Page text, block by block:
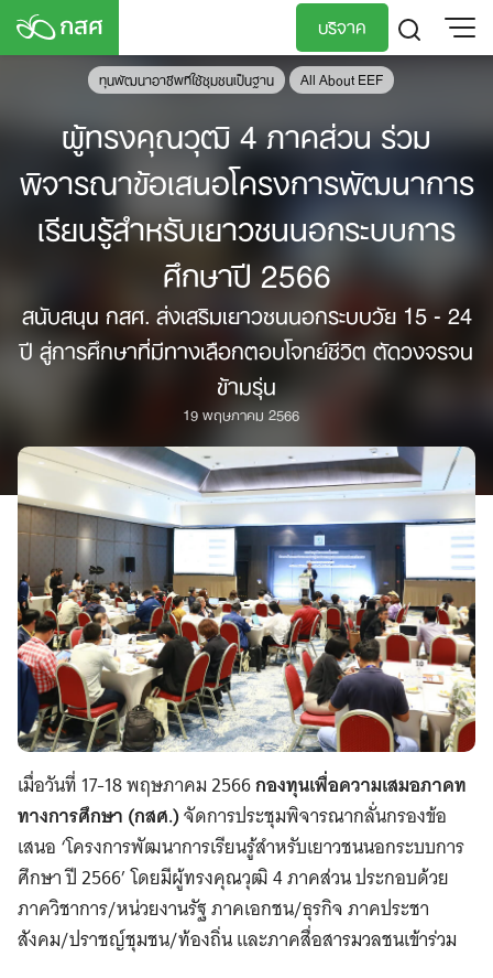
Skip
บริจาค
TH
ทุนพัฒนาอาชีพทีใช้ชุมชนเป็นฐาน All About EEF
ผู้ทรงคุณวุฒิ 4 ภาคส่วน ร่วม
พิจารณาข้อเสนอโครงการพัฒนาการ
เรียนรู้สำหรับเยาวชนนอกระบบการ
ศึกษาปี 2566
สนับสนุน กสศ. ส่งเสริมเยาวชนนอกระบบวัย 15 - 24
ปี สู่การศึกษาที่มีทางเลือกตอบโจทย์ชีวิต ตัดวงจรจน
ข้ามรุ่น
19 พฤษภาคม 2566
เมื่อวันที่ 17-18 พฤษภาคม 2566กองทุนเพื่อความเสมอภาคท
ทางการศึกษา (กสศ.)จัดการประชุมพิจารณากลั่นกรองข้อ
เสนอ ‘โครงการพัฒนาการเรียนรู้สำหรับเยาวชนนอกระบบการ
ศึกษา ปี 2566’ โดยมีผู้ทรงคุณวุฒิ 4 ภาคส่วน ประกอบด้วย
ภาควิชาการ/หน่วยงานรัฐ ภาคเอกชน/ธุรกิจ ภาคประชา
สังคม/ปราชญ์ชุมชน/ท้องถิ่น และภาคสื่อสารมวลชนเข้าร่วม